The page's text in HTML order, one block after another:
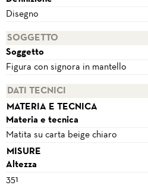
Disegno
SOGGETTO
Soggetto
Figura con signora in mantello
DATI TECNICI
MATERIA E TECNICA
Materia e tecnica
Matita su carta beige chiaro
MISURE
Altezza
351